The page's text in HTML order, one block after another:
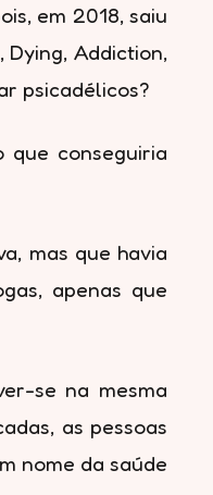
em 2018, saiu
Dying, Addiction,
psicadélicos?
que conseguiria
mas que havia
apenas que
se na mesma
as pessoas
nome da saúde